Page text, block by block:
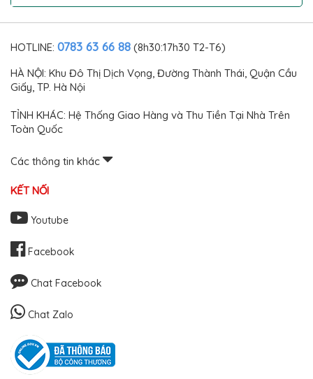
HOTLINE: 0783 63 66 88 (8h30:17h30 T2-T6)
HÀ NỘI: Khu Đô Thị Dịch Vọng, Đường Thành Thái, Quận Cầu
Giấy, TP. Hà Nội
TỈNH KHÁC: Hệ Thống Giao Hàng và Thu Tiền Tại Nhà Trên
Toàn Quốc
Các thông tin khác
KẾT NỐI
Youtube
Facebook
Chat Facebook
Chat Zalo